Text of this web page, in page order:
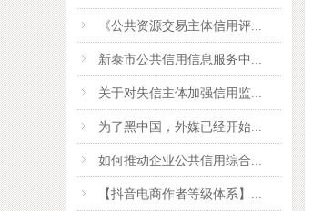
《公共资源交易主体信用评...
新泰市公共信用信息服务中...
关于对失信主体加强信用监...
为了黑中国，外媒已经开始...
如何推动企业公共信用综合...
【抖音电商作者等级体系】...